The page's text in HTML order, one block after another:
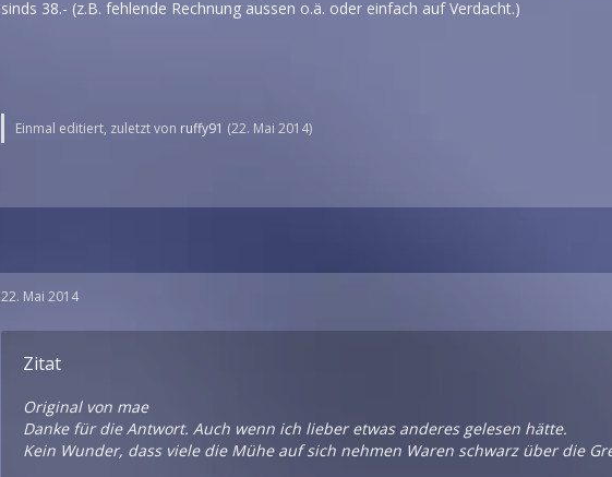
sinds 38.- (z.B. fehlende Rechnung aussen o.ä. oder einfach auf Verdacht.)
Einmal editiert, zuletzt von ruffy91 (22. Mai 2014)
22. Mai 2014
Zitat
Original von mae
Danke für die Antwort. Auch wenn ich lieber etwas anderes gelesen hätte.
Kein Wunder, dass viele die Mühe auf sich nehmen Waren schwarz über die